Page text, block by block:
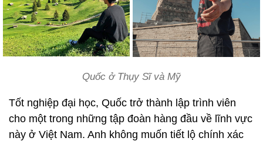
Quốc ở Thụy Sĩ và Mỹ
Tốt nghiệp đại học, Quốc trở thành lập trình viên
cho một trong những tập đoàn hàng đầu về lĩnh vực
này ở Việt Nam. Anh không muốn tiết lộ chính xác